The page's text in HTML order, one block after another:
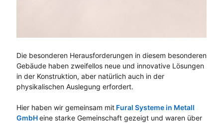
Die besonderen Herausforderungen in diesem besonderen
Gebäude haben zweifellos neue und innovative Lösungen
in der Konstruktion, aber natürlich auch in der
physikalischen Auslegung erfordert.
Hier haben wir gemeinsam mit Fural Systeme in Metall
GmbHeine starke Gemeinschaft gezeigt und waren über